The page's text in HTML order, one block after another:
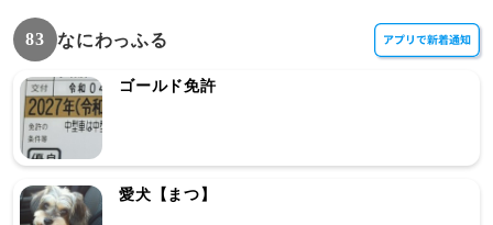
83 なにわっふる
ゴールド免許
愛犬【まつ】